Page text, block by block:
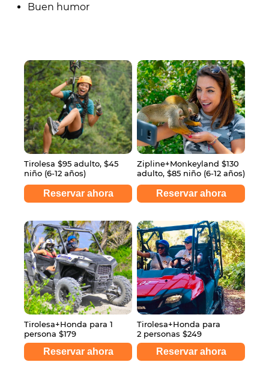
Buen humor
Tirolesa $95 adulto, $45
niño (6-12 años)
Reservar ahora
Zipline+Monkeyland $130
adulto, $85 niño (6-12 años)
Reservar ahora
Tirolesa+Honda para 1
persona $179
Reservar ahora
Tirolesa+Honda para
2 personas $249
Reservar ahora